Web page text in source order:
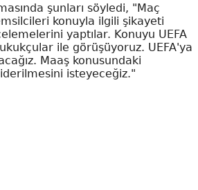
şunları söyledi, "Maç
konuyla ilgili şikayeti
yaptılar. Konuyu UEFA
ile görüşüyoruz. UEFA'ya
Maaş konusundaki
isteyeceğiz."